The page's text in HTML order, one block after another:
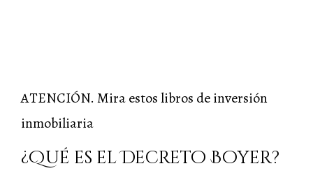
ATENCIÓN. Mira estos libros de inversión
inmobiliaria
¿Qué es el Decreto Boyer?